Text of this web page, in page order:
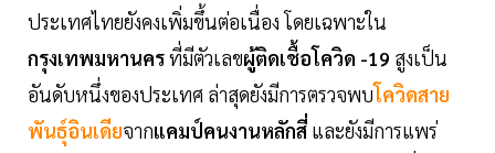
ประเทศไทยยังคงเพิ่มขึ้นต่อเนื่อง โดยเฉพาะใน
กรุงเทพมหานครที่มีตัวเลขผู้ติดเชื้อโควิด -19 สูงเป็น
อันดับหนึ่งของประเทศ ล่าสุดยังมีการตรวจพบโควิดสาย
พันธุ์อินเดียจากแคมป์คนงานหลักสี่ และยังมีการแพร่